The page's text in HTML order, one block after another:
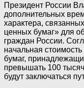
Президент России
дополнительных
характера,
ценных бумаг» для
граждан России.
начальная
бумаг,
превышать 100
будут заключаться